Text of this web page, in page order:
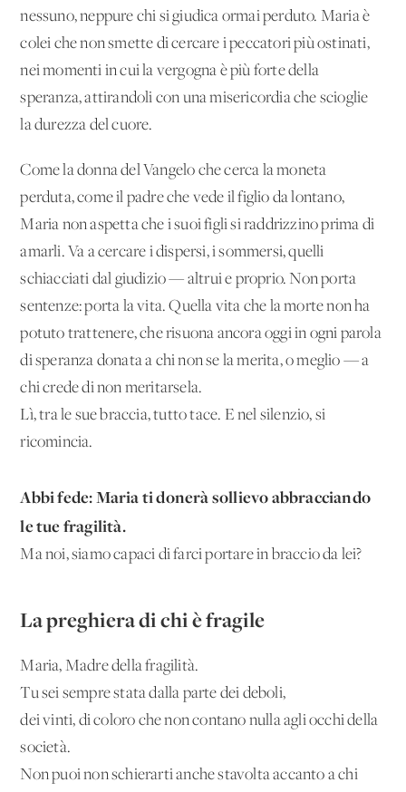
nessuno, neppure chi si giudica ormai perduto. Maria è
colei che non smette di cercare i peccatori più ostinati,
nei momenti in cui la vergogna è più forte della
speranza, attirandoli con una misericordia che scioglie
la durezza del cuore.
Come la donna del Vangelo che cerca la moneta
perduta, come il padre che vede il figlio da lontano,
Maria non aspetta che i suoi figli si raddrizzino prima di
amarli. Va a cercare i dispersi, i sommersi, quelli
schiacciati dal giudizio — altrui e proprio. Non porta
sentenze: porta la vita. Quella vita che la morte non ha
potuto trattenere, che risuona ancora oggi in ogni parola
di speranza donata a chi non se la merita, o meglio — a
chi crede di non meritarsela.
Lì, tra le sue braccia, tutto tace. E nel silenzio, si
ricomincia.
Abbi fede: Maria ti donerà sollievo abbracciando
le tue fragilità.
Ma noi, siamo capaci di farci portare in braccio da lei?
La preghiera di chi è fragile
Maria, Madre della fragilità.
Tu sei sempre stata dalla parte dei deboli,
dei vinti, di coloro che non contano nulla agli occhi della
società.
Non puoi non schierarti anche stavolta accanto a chi